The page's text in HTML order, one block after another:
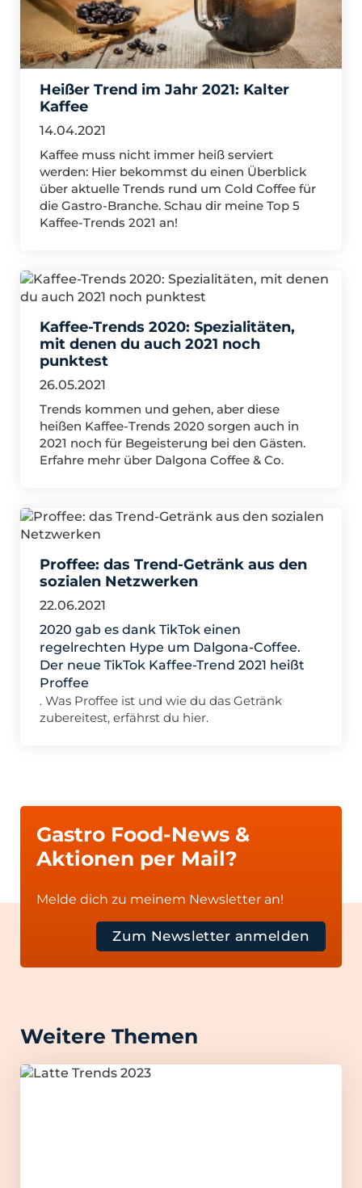
Heißer Trend im Jahr 2021: Kalter
Kaffee
14.04.2021
Kaffee muss nicht immer heiß serviert
werden: Hier bekommst du einen Überblick
über aktuelle Trends rund um Cold Coffee für
die Gastro-Branche. Schau dir meine Top 5
Kaffee-Trends 2021 an!
Kaffee-Trends 2020: Spezialitäten,
mit denen du auch 2021 noch
punktest
26.05.2021
Trends kommen und gehen, aber diese
heißen Kaffee-Trends 2020 sorgen auch in
2021 noch für Begeisterung bei den Gästen.
Erfahre mehr über Dalgona Coffee & Co.
Proffee: das Trend-Getränk aus den
sozialen Netzwerken
22.06.2021
2020 gab es dank TikTok einen
regelrechten Hype um Dalgona-Coffee.
Der neue TikTok Kaffee-Trend 2021 heißt
Proffee
. Was Proffee ist und wie du das Getränk
zubereitest, erfährst du hier.
Gastro Food-News &
Aktionen per Mail?
Melde dich zu meinem Newsletter an!
Zum Newsletter anmelden
Weitere Themen